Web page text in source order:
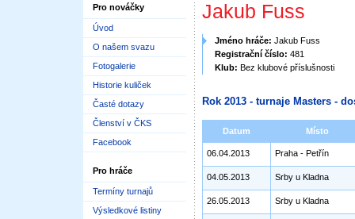
Pro nováčky
Úvod
O našem svazu
Fotogalerie
Historie kuliček
Časté dotazy
Členství v ČKS
Facebook
Pro hráče
Termíny turnajů
Výsledkové listiny
Jakub Fuss
Jméno hráče: Jakub Fuss
Registrační číslo: 481
Klub: Bez klubové příslušnosti
Rok 2013 - turnaje Masters -
Datum Místo
06.04.2013 Praha - Petřín
04.05.2013 Srby u Kladna
26.05.2013 Srby u Kladna